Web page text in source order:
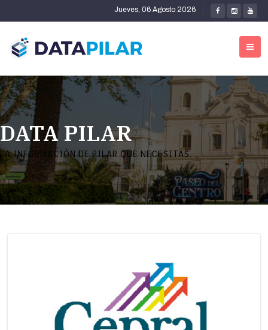
Jueves, 06 Agosto 2026
DATA PILAR
LA INFORMACIÓN DE PILAR QUE NECESITÁS.